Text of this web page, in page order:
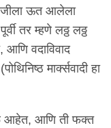
ऊत आलेला
तर म्हणे लठ्ठ लठ्ठ
वदाविवाद
मार्क्सवादी हा
आहेत, आणि ती फक्त